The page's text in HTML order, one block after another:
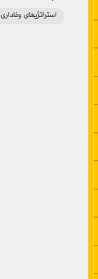
استراتژیهای وفاداری